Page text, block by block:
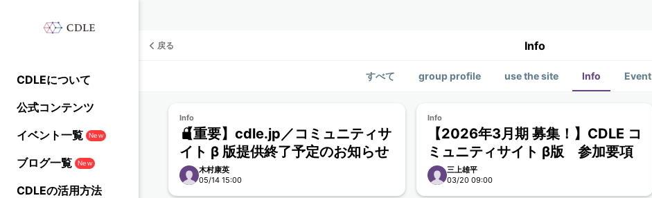
CDLEについて
公式コンテンツ
イベント一覧
New
ブログ一覧 New
CDLEの活用方法
戻る Info
すべて group profile use the site Info Event
Info
【重要】cdle.jp／コミュニティサ
イト β 版提供終了予定のお知らせ
木村康英
05/14 15:00
Info
【2026年3月期 募集！】CDLE コ
ミュニティサイト β版 参加要項
三上雄平
03/20 09:00